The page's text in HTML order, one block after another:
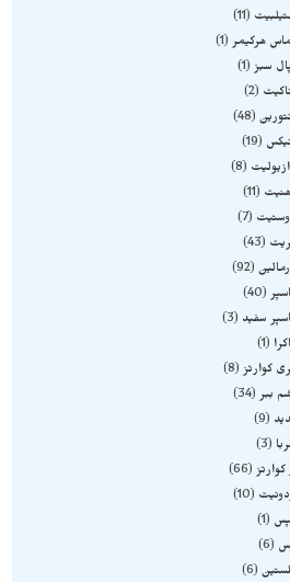
11
هرکیمر 1
سبز 1
2
48
19
8
11
7
43
92
40
سفید
3
1
کوارتز 8
ببر 34
9
3
کوارتز 66
10
1
6
6